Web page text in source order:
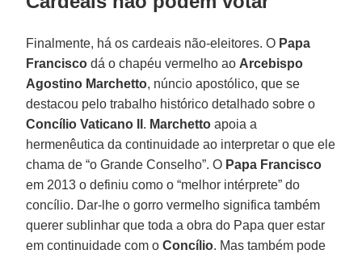
Finalmente, há os cardeais não-eleitores. O Papa
Francisco dá o chapéu vermelho ao Arcebispo
Agostino Marchetto, núncio apostólico, que se
destacou pelo trabalho histórico detalhado sobre o
Concílio Vaticano II . Marchetto apoia a
hermenêutica da continuidade ao interpretar o que ele
chama de “o Grande Conselho”. O Papa Francisco
em 2013 o definiu como o “melhor intérprete” do
concílio. Dar-lhe o gorro vermelho significa também
querer sublinhar que toda a obra do Papa quer estar
em continuidade com o Concílio. Mas também pode